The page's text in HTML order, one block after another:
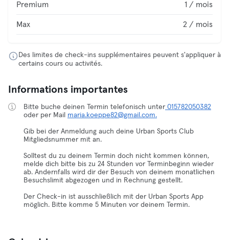
Premium 1 / mois
Max 2 / mois
Des limites de check-ins supplémentaires peuvent s'appliquer à
certains cours ou activités.
Informations importantes
Bitte buche deinen Termin telefonisch unter015782050382
oder per Mail maria.koeppe82@gmail.com.
Gib bei der Anmeldung auch deine Urban Sports Club
Mitgliedsnummer mit an.
Solltest du zu deinem Termin doch nicht kommen können,
melde dich bitte bis zu 24 Stunden vor Terminbeginn wieder
ab. Andernfalls wird dir der Besuch von deinem monatlichen
Besuchslimit abgezogen und in Rechnung gestellt.
Der Check-in ist ausschließlich mit der Urban Sports App
möglich. Bitte komme 5 Minuten vor deinem Termin.